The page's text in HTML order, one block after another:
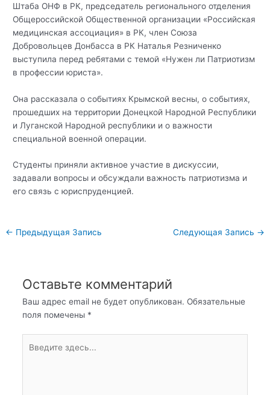
Штаба ОНФ в РК, председатель регионального отделения
Общероссийской Общественной организации «Российская
медицинская ассоциация» в РК, член Союза
Добровольцев Донбасса в РК Наталья Резниченко
выступила перед ребятами с темой «Нужен ли Патриотизм
в профессии юриста».
Она рассказала о событиях Крымской весны, о событиях,
прошедших на территории Донецкой Народной Республики
и Луганской Народной республики и о важности
специальной военной операции.
Студенты приняли активное участие в дискуссии,
задавали вопросы и обсуждали важность патриотизма и
его связь с юриспруденцией.
Навигация
← Предыдущая Запись Следующая Запись →
Оставьте комментарий
Ваш адрес email не будет опубликован. Обязательные
поля помечены *
здесь...